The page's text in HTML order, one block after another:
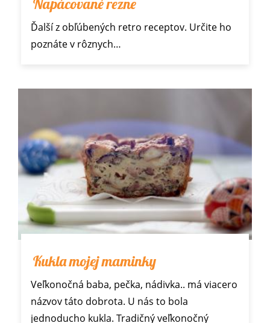
Ďalší z obľúbených retro receptov. Určite ho
poznáte v rôznych…
Kukla mojej maminky
Veľkonočná baba, pečka, nádivka.. má viacero
názvov táto dobrota. U nás to bola
jednoducho kukla. Tradičný veľkonočný